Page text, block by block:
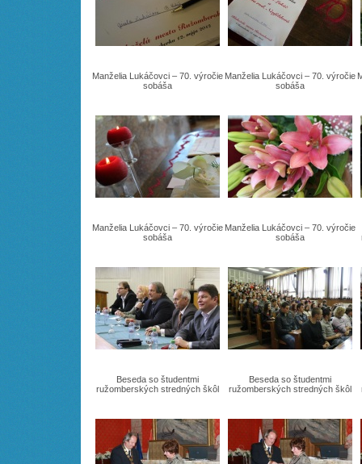
Manželia Lukáčovci – 70. výročie
sobáša
Manželia Lukáčovci – 70. výročie
sobáša
Manželia Lukáčovci – 70. výročie
sobáša
Manželia Lukáčovci – 70. výročie
sobáša
Beseda so študentmi
ružomberských stredných škôl
Beseda so študentmi
ružomberských stredných škôl